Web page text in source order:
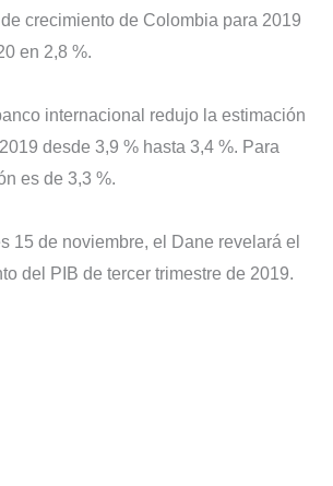
crecimiento de Colombia para 2019
en 2,8 %.
internacional redujo la estimación
desde 3,9 % hasta 3,4 %. Para
es de 3,3 %.
15 de noviembre, el Dane revelará el
del PIB de tercer trimestre de 2019.